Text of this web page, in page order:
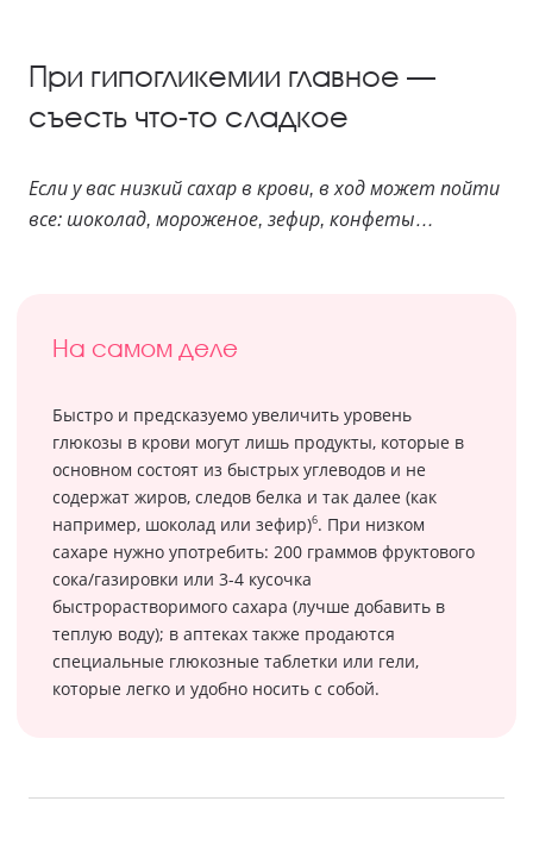
При гипогликемии главное —
съесть что-то сладкое
Если у вас низкий сахар в крови, в ход может пойти
все: шоколад, мороженое, зефир, конфеты…
На самом деле
Быстро и предсказуемо увеличить уровень
глюкозы в крови могут лишь продукты, которые в
основном состоят из быстрых углеводов и не
содержат жиров, следов белка и так далее (как
например, шоколад или зефир)6. При низком
сахаре нужно употребить: 200 граммов фруктового
сока/газировки или 3-4 кусочка
быстрорастворимого сахара (лучше добавить в
теплую воду); в аптеках также продаются
специальные глюкозные таблетки или гели,
которые легко и удобно носить с собой.